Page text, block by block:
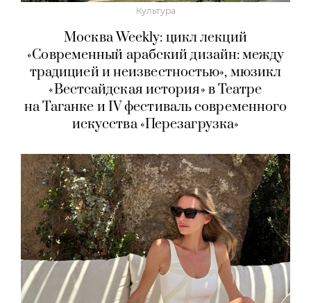
Культура
Москва Weekly: цикл лекций
«Современный арабский дизайн: между
традицией и неизвестностью», мюзикл
«Вестсайдская история» в Театре
на Таганке и IV фестиваль современного
искусства «Перезагрузка»